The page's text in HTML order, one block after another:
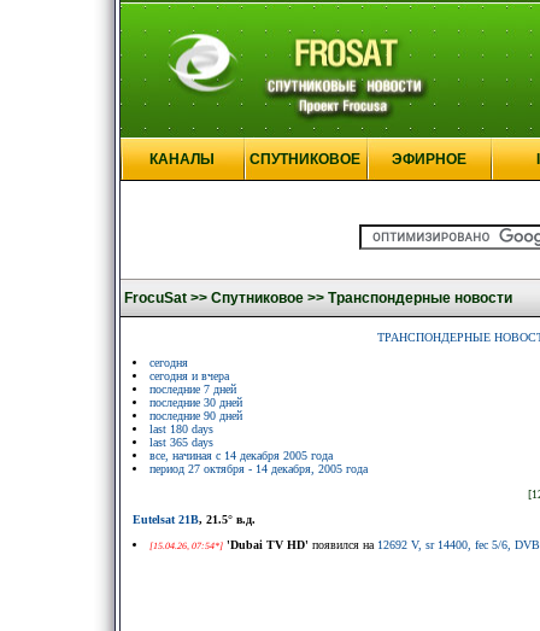
КАНАЛЫ СПУТНИКОВОЕ ЭФИРНОЕ
FrocuSat >> Спутниковое >> Транспондерные новости
ТРАНСПОНДЕРНЫЕ
сегодня
сегодня и вчера
последние 7 дней
последние 30 дней
последние 90 дней
last 180 days
last 365 days
все, начиная с 14 декабря 2005 года
период 27 октября - 14 декабря, 2005 года
Eutelsat 21B, 21.5° в.д.
[15.04.26, 07:54*] 'Dubai TV HD' появился на 12692 V, sr 14400, fec 5/6,